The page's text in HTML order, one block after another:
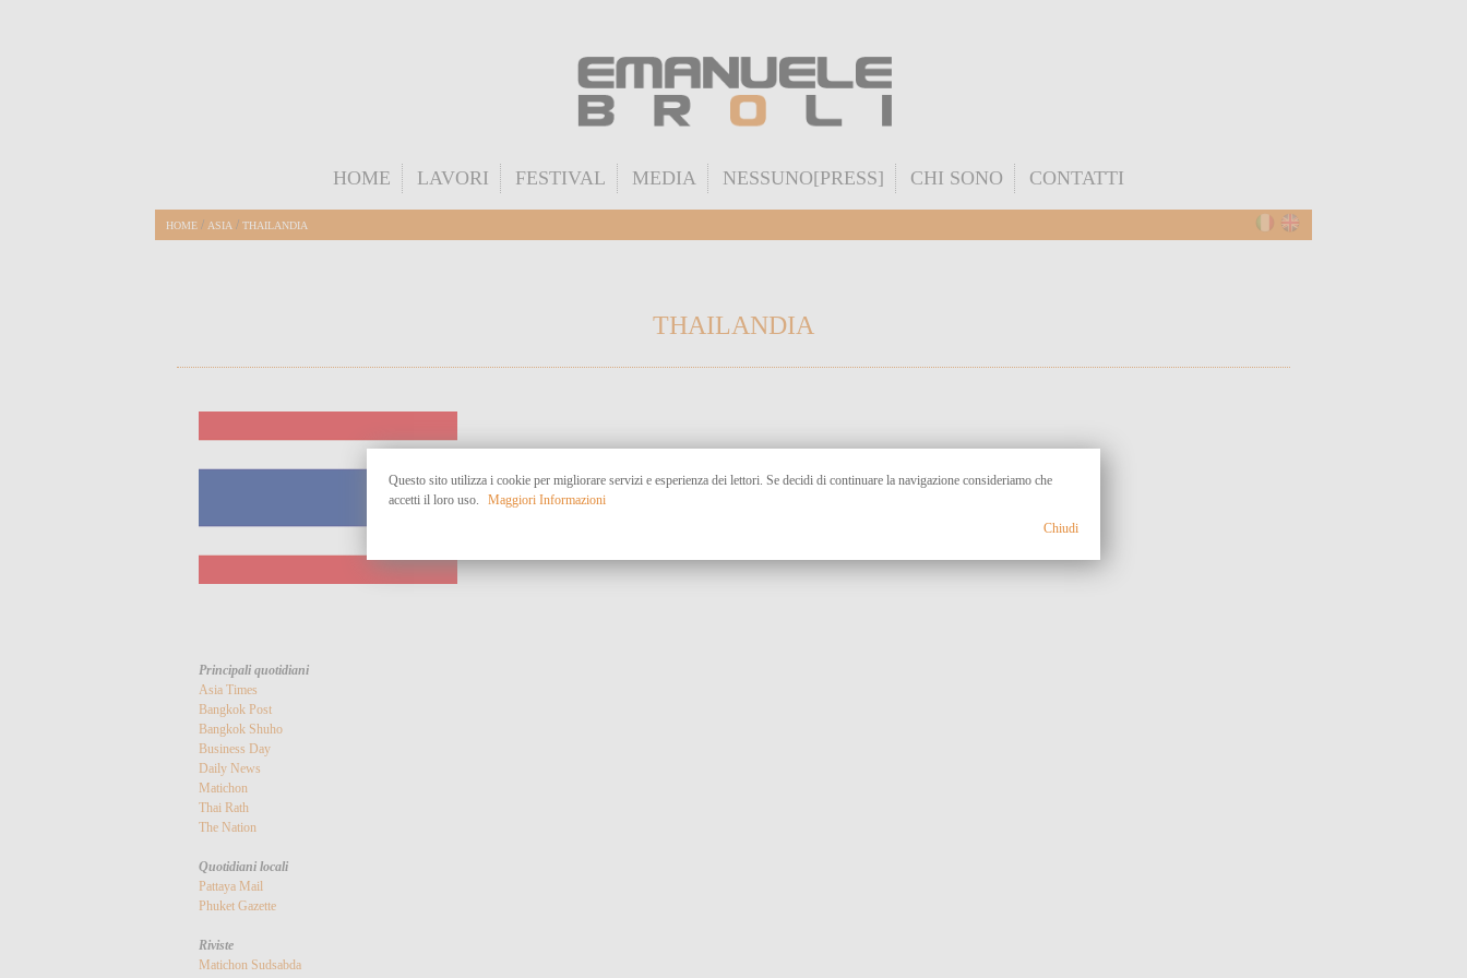
HOME LAVORI FESTIVAL MEDIA NESSUNO[PRESS] CHI SONO CONTATTI
HOME / ASIA / THAILANDIA
THAILANDIA
Principali quotidiani
Asia Times
Bangkok Post
Bangkok Shuho
Business Day
Daily News
Matichon
Thai Rath
The Nation
Quotidiani locali
Pattaya Mail
Phuket Gazette
Riviste
Matichon Sudsabda
Questo sito utilizza i cookie per migliorare servizi e esperienza dei lettori. Se decidi di continuare la navigazione consideriamo che
accetti il loro uso.
Maggiori Informazioni
Chiudi